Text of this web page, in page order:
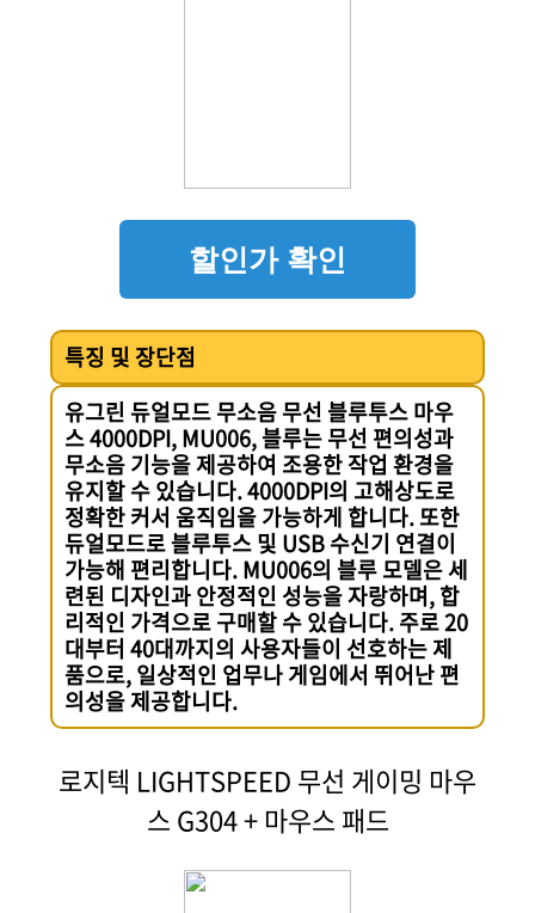
할인가 확인
특징 및 장단점
유그린 듀얼모드 무소음 무선 블루투스 마우
스 4000DPI, MU006, 블루는 무선 편의성과
무소음 기능을 제공하여 조용한 작업 환경을
유지할 수 있습니다. 4000DPI의 고해상도로
정확한 커서 움직임을 가능하게 합니다. 또한
듀얼모드로 블루투스 및 USB 수신기 연결이
가능해 편리합니다. MU006의 블루 모델은 세
련된 디자인과 안정적인 성능을 자랑하며, 합
리적인 가격으로 구매할 수 있습니다. 주로 20
대부터 40대까지의 사용자들이 선호하는 제
품으로, 일상적인 업무나 게임에서 뛰어난 편
의성을 제공합니다.
로지텍 LIGHTSPEED 무선 게이밍 마우
스 G304 + 마우스 패드